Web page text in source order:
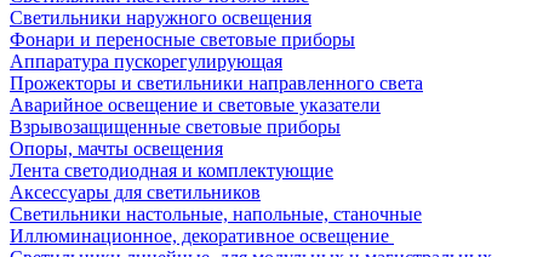
Светильники наружного освещения
Фонари и переносные световые приборы
Аппаратура пускорегулирующая
Прожекторы и светильники направленного света
Аварийное освещение и световые указатели
Взрывозащищенные световые приборы
Опоры, мачты освещения
Лента светодиодная и комплектующие
Аксессуары для светильников
Светильники настольные, напольные, станочные
Иллюминационное, декоративное освещение